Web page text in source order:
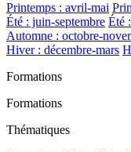
Printemps : avril-mai
Été : juin-septembre Été
Automne : octobre-
Hiver : décembre-mars
Formations
Formations
Thématiques